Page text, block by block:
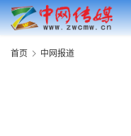
首页 中网报道